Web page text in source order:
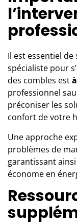
Il est essentiel de
spécialiste pour
des combles est
professionnel
préconiser les
confort de votre
Une approche
problèmes de
garantissant
économe en